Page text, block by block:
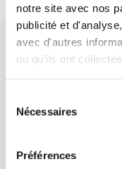
notre site avec nos
publicité et
avec d'autres
ou qu'ils ont
Nécessaires
Préférences
Maison d'édition
Presses de Sciences